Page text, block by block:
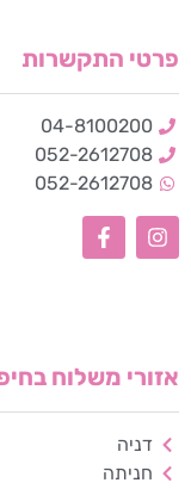
פרטי התקשרות
04-8100200
052-2612708
052-2612708
אזורי משלוח
דניה
חניתה
כלי נגישות